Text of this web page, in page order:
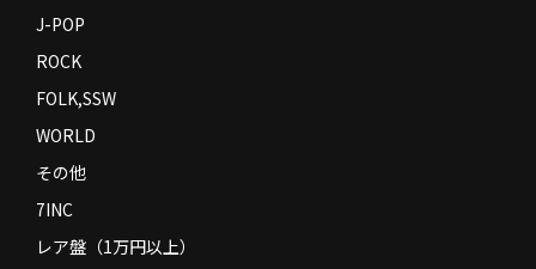
J-POP
ROCK
FOLK,SSW
WORLD
その他
7INC
レア盤（1万円以上）